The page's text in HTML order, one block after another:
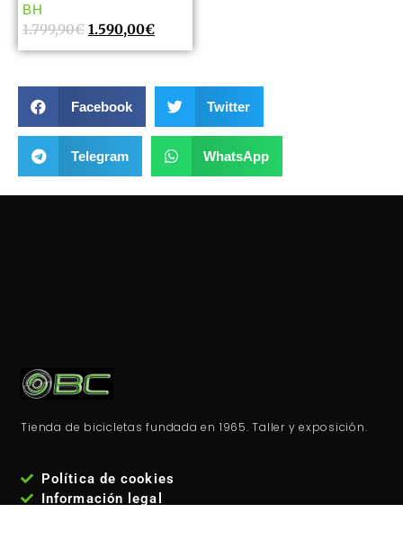
BH
1.799,90€ 1.590,00€
Facebook Twitter
Telegram WhatsApp
Tienda de bicicletas fundada en 1965. Taller y exposición.
Política de cookies
Información legal